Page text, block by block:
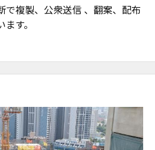
で複製、公衆送信 、翻案、配布
す。